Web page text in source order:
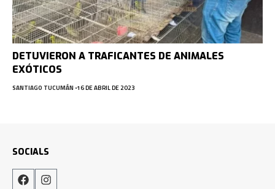
DETUVIERON A TRAFICANTES DE ANIMALES
EXÓTICOS
SANTIAGO TUCUMÁN 16 DE ABRIL DE 2023
SOCIALS